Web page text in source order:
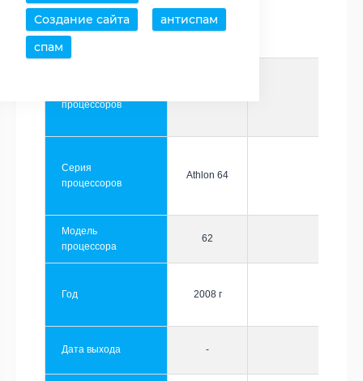
Создание сайта
антиспам
спам
Производитель AMD
процессоров
Серия
процессоров
Athlon 64
Модель
процессора
62
Год 2008 г
Дата выхода -